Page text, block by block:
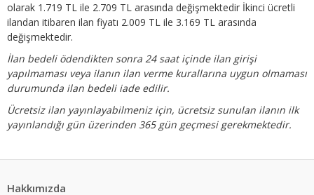
olarak 1.719 TL ile 2.709 TL arasında değişmektedir İkinci ücretli
ilandan itibaren ilan fiyatı 2.009 TL ile 3.169 TL arasında
değişmektedir.
İlan bedeli ödendikten sonra 24 saat içinde ilan girişi
yapılmaması veya ilanın ilan verme kurallarına uygun olmaması
durumunda ilan bedeli iade edilir.
Ücretsiz ilan yayınlayabilmeniz için, ücretsiz sunulan ilanın ilk
yayınlandığı gün üzerinden 365 gün geçmesi gerekmektedir.
Hakkımızda